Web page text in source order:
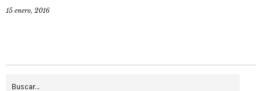
15 enero, 2016